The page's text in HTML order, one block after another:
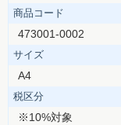
商品コード
473001-0002
サイズ
A4
税区分
※10%対象